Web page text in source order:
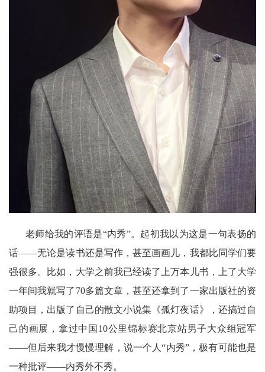
老师给我的评语是“内秀”。起初我以为这是一句表扬的
话——无论是读书还是写作，甚至画画儿，我都比同学们要
强很多。比如，大学之前我已经读了上万本儿书，上了大学
一年间我就写了70多篇文章，甚至还拿到了一家出版社的资
助项目，出版了自己的散文小说集《孤灯夜话》，还搞过自
己的画展，拿过中国10公里锦标赛北京站男子大众组冠军
——但后来我才慢慢理解，说一个人“内秀”，极有可能也是
一种批评——内秀外不秀。